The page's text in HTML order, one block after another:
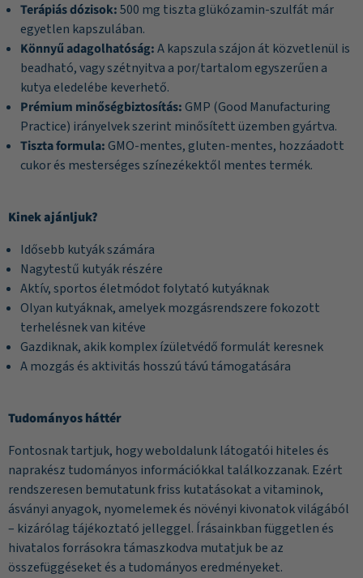
Terápiás dózisok:500 mg tiszta glükózamin-szulfát már
egyetlen kapszulában.
Könnyű adagolhatóság:A kapszula szájon át közvetlenül is
beadható, vagy szétnyitva a por/tartalom egyszerűen a
kutya eledelébe keverhető.
Prémium minőségbiztosítás:GMP (Good Manufacturing
Practice) irányelvek szerint minősített üzemben gyártva.
Tiszta formula:GMO-mentes, gluten-mentes, hozzáadott
cukor és mesterséges színezékektől mentes termék.
Kinek ajánljuk?
Idősebb kutyák számára
Nagytestű kutyák részére
Aktív, sportos életmódot folytató kutyáknak
Olyan kutyáknak, amelyek mozgásrendszere fokozott
terhelésnek van kitéve
Gazdiknak, akik komplex ízületvédő formulát keresnek
A mozgás és aktivitás hosszú távú támogatására
Tudományos háttér
Fontosnak tartjuk, hogy weboldalunk látogatói hiteles és
naprakész tudományos információkkal találkozzanak. Ezért
rendszeresen bemutatunk friss kutatásokat a vitaminok,
ásványi anyagok, nyomelemek és növényi kivonatok világából
– kizárólag tájékoztató jelleggel. Írásainkban független és
hivatalos forrásokra támaszkodva mutatjuk be az
összefüggéseket és a tudományos eredményeket.